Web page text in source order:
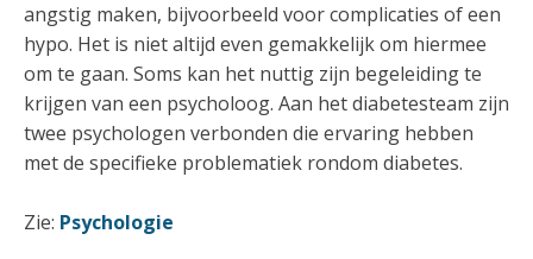
angstig maken, bijvoorbeeld voor complicaties of een
hypo. Het is niet altijd even gemakkelijk om hiermee
om te gaan. Soms kan het nuttig zijn begeleiding te
krijgen van een psycholoog. Aan het diabetesteam zijn
twee psychologen verbonden die ervaring hebben
met de specifieke problematiek rondom diabetes.
Zie: Psychologie